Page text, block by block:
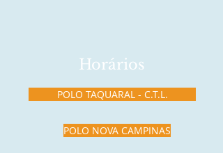
Horários
POLO TAQUARAL - C.T.L.
POLO NOVA CAMPINAS